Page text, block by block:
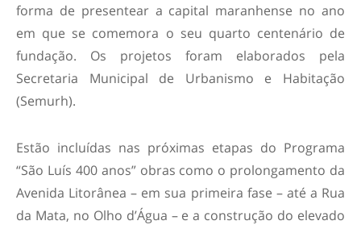
forma de presentear a capital maranhense no ano
em que se comemora o seu quarto centenário de
fundação. Os projetos foram elaborados pela
Secretaria Municipal de Urbanismo e Habitação
(Semurh).
Estão incluídas nas próximas etapas do Programa
“São Luís 400 anos” obras como o prolongamento da
Avenida Litorânea – em sua primeira fase – até a Rua
da Mata, no Olho d’Água – e a construção do elevado